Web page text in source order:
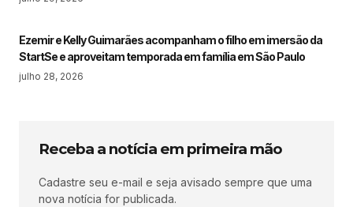
Ezemir e Kelly Guimarães acompanham o filho em imersão da
StartSe e aproveitam temporada em família em São Paulo
julho 28, 2026
Receba a notícia em primeira mão
Cadastre seu e-mail e seja avisado sempre que uma
nova notícia for publicada.